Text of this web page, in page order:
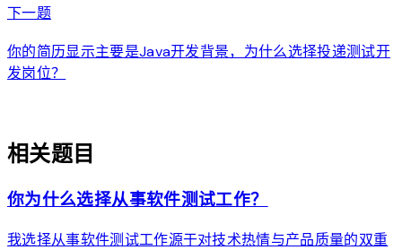
下一题arrow_forward
你的简历显示主要是Java开发背景，为什么选择投递测试开
发岗位？
相关题目
你为什么选择从事软件测试工作？
我选择从事软件测试工作源于对技术热情与产品质量的双重